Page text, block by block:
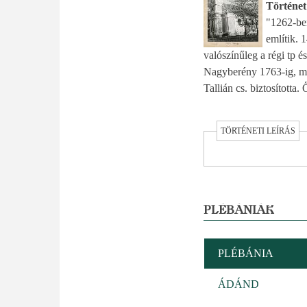
Történet
"1262-
említik.
valószínűleg a régi tp
Nagyberény 1763-ig,
Tallián cs. biztosította.
TÖRTÉNETI LEÍRÁS
PLÉBÁNIÁK
PLÉBÁNIA
ÁDÁND